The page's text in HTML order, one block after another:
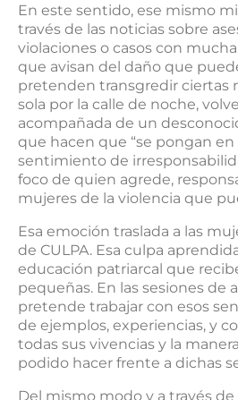
En este sentido, ese mismo
través de las noticias sobre
violaciones o casos con
que avisan del daño que
pretenden transgredir ciertas
sola por la calle de noche,
acompañada de un
que hacen que “se pongan en
sentimiento de
foco de quien agrede,
mujeres de la violencia que
Esa emoción traslada a las
de CULPA. Esa culpa
educación patriarcal que
pequeñas. En las sesiones de
pretende trabajar con esos
de ejemplos, experiencias, y
todas sus vivencias y la
podido hacer frente a dichas
Del mismo modo y a través